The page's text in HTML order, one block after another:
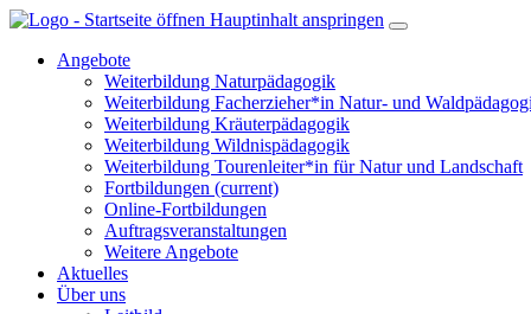
Hauptinhalt anspringen
Angebote
Weiterbildung Naturpädagogik
Weiterbildung Facherzieher*in Natur- und
Weiterbildung Kräuterpädagogik
Weiterbildung Wildnispädagogik
Weiterbildung Tourenleiter*in für Natur und Landschaft
Fortbildungen (current)
Online-Fortbildungen
Auftragsveranstaltungen
Weitere Angebote
Aktuelles
Über uns